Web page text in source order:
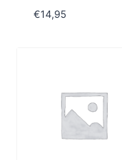
€14,95